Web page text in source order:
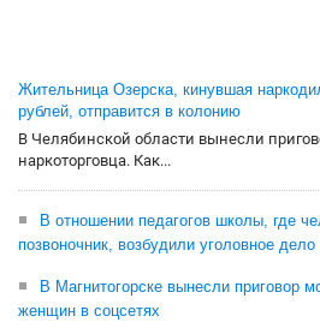
Жительница Озерска, кинувшая
рублей, отправится в колонию
В Челябинской области вынесли
наркоторговца. Как...
В отношении педагогов школы, где
позвоночник, возбудили уголовное дело
В Магнитогорске вынесли приговор
женщин в соцсетях